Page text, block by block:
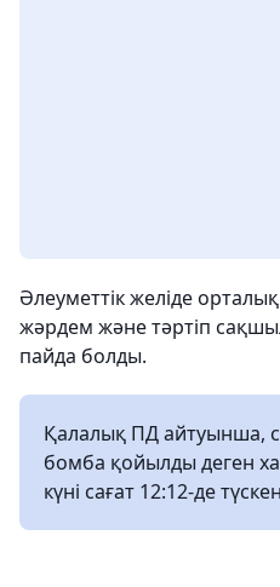
Әлеуметтік желіде
жәрдем және тәртіп
пайда болды.
Қалалық ПД айтуынша,
бомба қойылды деген
күні сағат 12:12-де